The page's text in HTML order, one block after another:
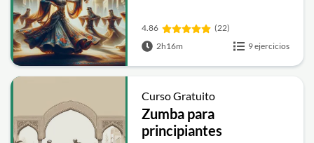
4.86
(22)
2h16m
9 ejercicios
Curso Gratuito
Zumba para
principiantes